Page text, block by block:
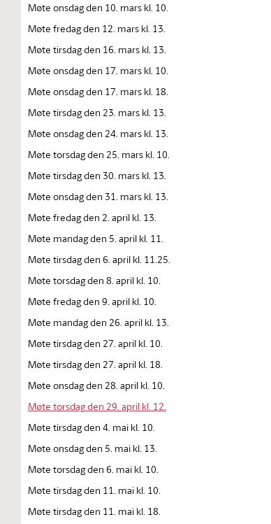
Møte onsdag den 10. mars kl. 10.
Møte fredag den 12. mars kl. 13.
Møte tirsdag den 16. mars kl. 13.
Møte onsdag den 17. mars kl. 10.
Møte onsdag den 17. mars kl. 18.
Møte tirsdag den 23. mars kl. 13.
Møte onsdag den 24. mars kl. 13.
Møte torsdag den 25. mars kl. 10.
Møte tirsdag den 30. mars kl. 13.
Møte onsdag den 31. mars kl. 13.
Møte fredag den 2. april kl. 13.
Møte mandag den 5. april kl. 11.
Møte tirsdag den 6. april kl. 11.25.
Møte torsdag den 8. april kl. 10.
Møte fredag den 9. april kl. 10.
Møte mandag den 26. april kl. 13.
Møte tirsdag den 27. april kl. 10.
Møte tirsdag den 27. april kl. 18.
Møte onsdag den 28. april kl. 10.
Møte torsdag den 29. april kl. 12.
Møte tirsdag den 4. mai kl. 10.
Møte onsdag den 5. mai kl. 13.
Møte torsdag den 6. mai kl. 10.
Møte tirsdag den 11. mai kl. 10.
Møte tirsdag den 11. mai kl. 18.